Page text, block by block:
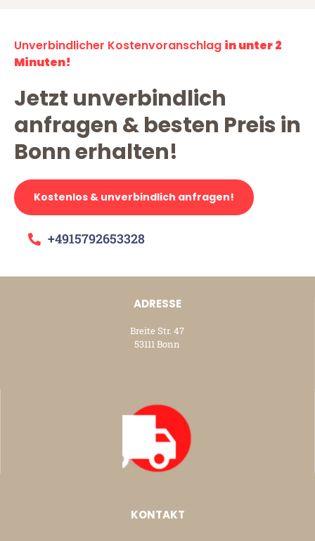
Unverbindlicher Kostenvoranschlag in unter 2
Minuten!
Jetzt unverbindlich
anfragen & besten Preis in
Bonn erhalten!
Kostenlos & unverbindlich anfragen!
+4915792653328
ADRESSE
Breite Str. 47
53111 Bonn
KONTAKT